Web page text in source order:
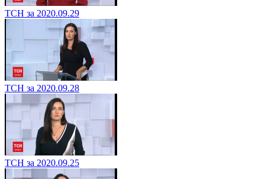
ТСН за 2020.09.29
ТСН за 2020.09.28
ТСН за 2020.09.25